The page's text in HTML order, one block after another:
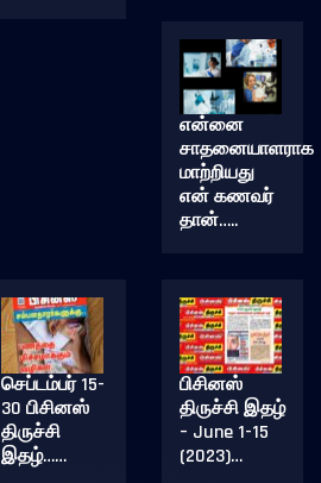
என்னை
சாதனையாளராக
மாற்றியது
என் கணவர்
தான்…..
செப்டம்பர் 15-
30 பிசினஸ்
திருச்சி
இதழ்……
பிசினஸ்
திருச்சி இதழ்
– June 1-15
(2023)…